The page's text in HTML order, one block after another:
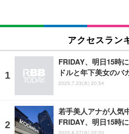
アクセスラン
FRIDAY、明日15時
ドルと年下美女のバ
2025.7.23(水) 20:54
若手美人アナが人気
FRIDAY、明日15時